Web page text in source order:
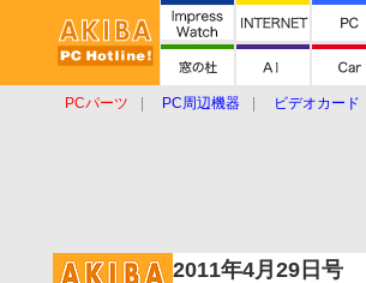
PCパーツ PC周辺機器 ビデオカード
2011年4月29日号